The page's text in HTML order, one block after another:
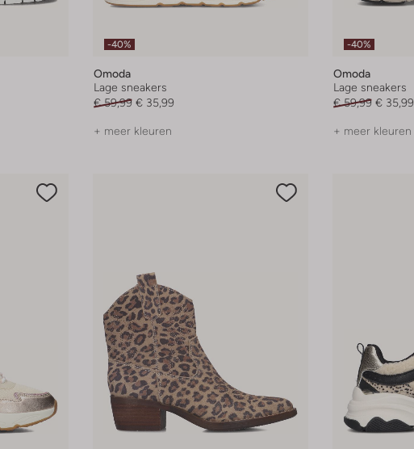
-40%
Omoda
Lage sneakers
€ 59,99 € 35,99
+ meer kleuren
-40%
Omoda
Lage sneakers
€ 59,99 € 35,99
+ meer kleuren